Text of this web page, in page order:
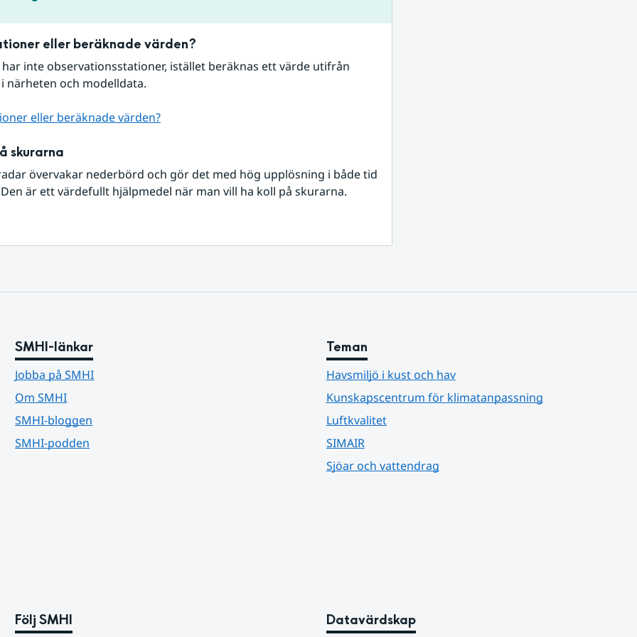
eller beräknade värden?
inte observationsstationer, istället beräknas ett värde utifrån
närheten och modelldata.
eller beräknade värden?
skurarna
övervakar nederbörd och gör det med hög upplösning i både tid
är ett värdefullt hjälpmedel när man vill ha koll på skurarna.
SMHI-länkar
Jobba på SMHI
Om SMHI
SMHI-bloggen
SMHI-podden
Teman
Havsmiljö i kust och hav
Kunskapscentrum för klimatanpassning
Luftkvalitet
SIMAIR
Sjöar och vattendrag
Följ SMHI Datavärdskap